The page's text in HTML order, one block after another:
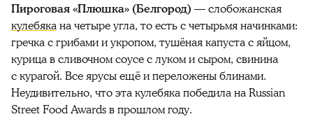
Пироговая «Плюшка» (Белгород) — слобожанская
кулебякана четыре угла, то есть с четырьмя начинками:
гречка с грибами и укропом, тушёная капуста с яйцом,
курица в сливочном соусе с луком и сыром, свинина
с курагой. Все ярусы ещё и переложены блинами.
Неудивительно, что эта кулебяка победила на Russian
Street Food Awards в прошлом году.